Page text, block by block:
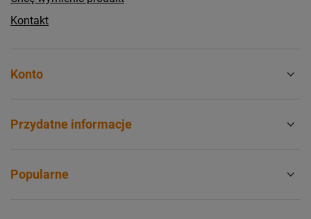
Kontakt
Konto
Przydatne informacje
Popularne